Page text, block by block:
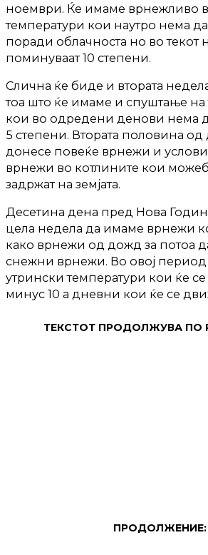
ноември. Ќе имаме врнежливо
температури кои наутро нема
поради облачноста но во текот
поминуваат 10 степени.
Слична ќе биде и втората
тоа што ќе имаме и спуштање на
кои во одредени денови нема
5 степени. Втората половина
донесе повеќе врнежи и
врнежи во котлините кои
задржат на земјата.
Десетина дена пред Нова
цела недела да имаме врнежи
како врнежи од дожд за потоа
снежни врнежи. Во овој
утрински температури кои ќе
минус 10 а дневни кои ќе се
ТЕКСТОТ ПРОДОЛЖУВА ПО
ПРОДОЛЖЕНИЕ: